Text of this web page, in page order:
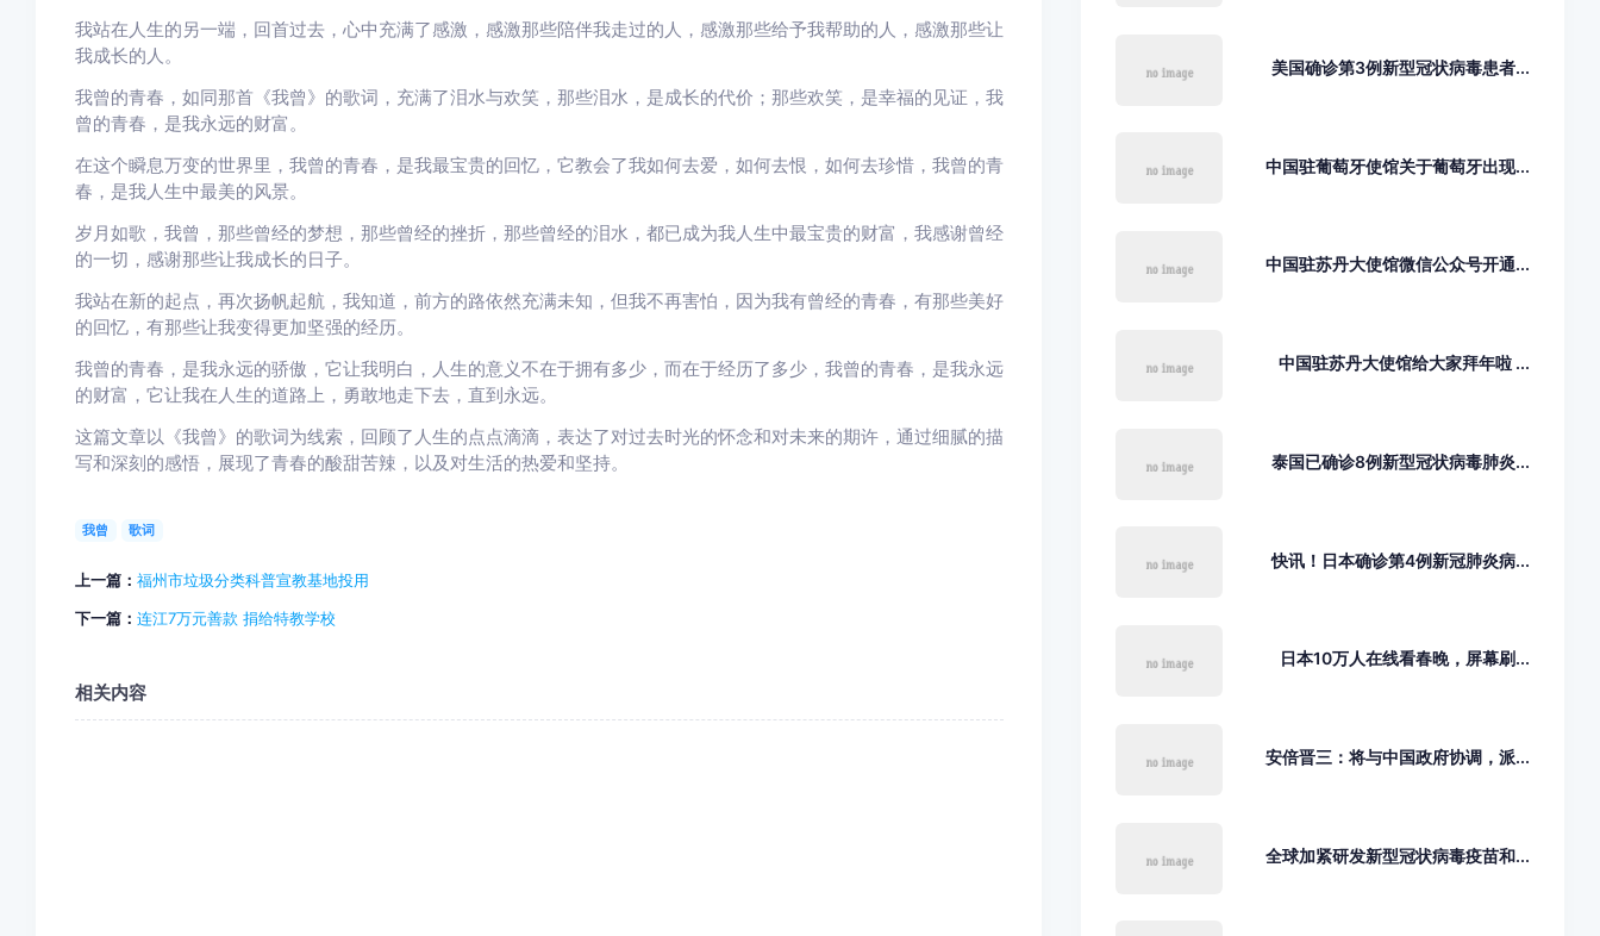
我站在人生的另一端，回首过去，心中充满了感激，感激那些陪伴我走过的人，感激那些给予我帮助的人，感激那些让
我成长的人。
我曾的青春，如同那首《我曾》的歌词，充满了泪水与欢笑，那些泪水，是成长的代价；那些欢笑，是幸福的见证，我
曾的青春，是我永远的财富。
在这个瞬息万变的世界里，我曾的青春，是我最宝贵的回忆，它教会了我如何去爱，如何去恨，如何去珍惜，我曾的青
春，是我人生中最美的风景。
岁月如歌，我曾，那些曾经的梦想，那些曾经的挫折，那些曾经的泪水，都已成为我人生中最宝贵的财富，我感谢曾经
的一切，感谢那些让我成长的日子。
我站在新的起点，再次扬帆起航，我知道，前方的路依然充满未知，但我不再害怕，因为我有曾经的青春，有那些美好
的回忆，有那些让我变得更加坚强的经历。
我曾的青春，是我永远的骄傲，它让我明白，人生的意义不在于拥有多少，而在于经历了多少，我曾的青春，是我永远
的财富，它让我在人生的道路上，勇敢地走下去，直到永远。
这篇文章以《我曾》的歌词为线索，回顾了人生的点点滴滴，表达了对过去时光的怀念和对未来的期许，通过细腻的描
写和深刻的感悟，展现了青春的酸甜苦辣，以及对生活的热爱和坚持。
我曾 歌词
上一篇： 福州市垃圾分类科普宣教基地投用
下一篇： 连江7万元善款 捐给特教学校
相关内容
美国确诊第3例新型冠状病毒患者...
中国驻葡萄牙使馆关于葡萄牙出现...
中国驻苏丹大使馆微信公众号开通...
中国驻苏丹大使馆给大家拜年啦 ...
泰国已确诊8例新型冠状病毒肺炎...
快讯！日本确诊第4例新冠肺炎病...
日本10万人在线看春晚，屏幕刷...
安倍晋三：将与中国政府协调，派...
全球加紧研发新型冠状病毒疫苗和...